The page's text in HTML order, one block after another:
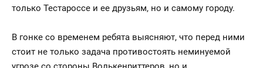
только Тестароссе и ее друзьям, но и самому городу.
В гонке со временем ребята выясняют, что перед ними
стоит не только задача противостоять неминуемой